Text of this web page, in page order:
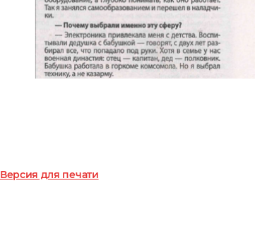
Версия для печати